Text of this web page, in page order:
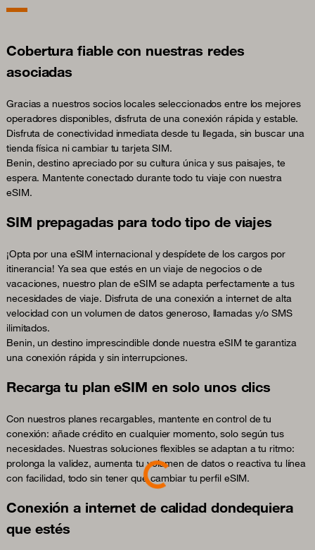
Cobertura fiable con nuestras redes
asociadas
Gracias a nuestros socios locales seleccionados entre los mejores
operadores disponibles, disfruta de una conexión rápida y estable.
Disfruta de conectividad inmediata desde tu llegada, sin buscar una
tienda física ni cambiar tu tarjeta SIM.
Benin, destino apreciado por su cultura única y sus paisajes, te
espera. Mantente conectado durante todo tu viaje con nuestra
eSIM.
SIM prepagadas para todo tipo de viajes
¡Opta por una eSIM internacional y despídete de los cargos por
itinerancia! Ya sea que estés en un viaje de negocios o de
vacaciones, nuestro plan de eSIM se adapta perfectamente a tus
necesidades de viaje. Disfruta de una conexión a internet de alta
velocidad con un volumen de datos generoso, llamadas y/o SMS
ilimitados.
Benin, un destino imprescindible donde nuestra eSIM te garantiza
una conexión rápida y sin interrupciones.
Recarga tu plan eSIM en solo unos clics
Con nuestros planes recargables, mantente en control de tu
conexión: añade crédito en cualquier momento, solo según tus
necesidades. Nuestras soluciones flexibles se adaptan a tu ritmo:
prolonga la validez, aumenta tu volumen de datos o reactiva tu línea
con facilidad, todo sin tener que cambiar tu perfil eSIM.
Conexión a internet de calidad dondequiera
que estés
Loading...